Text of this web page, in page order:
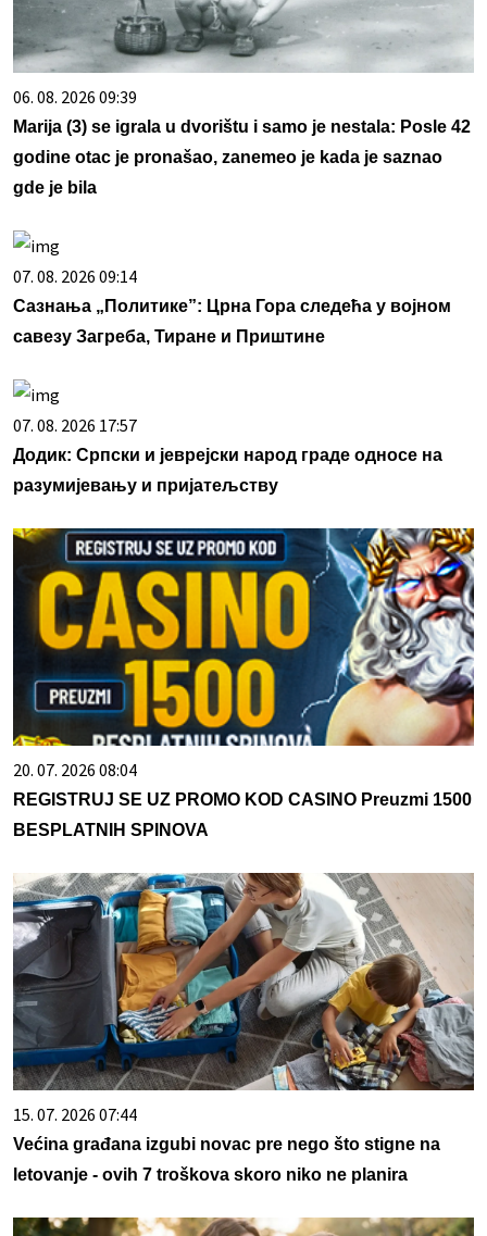
06. 08. 2026 09:39
Marija (3) se igrala u dvorištu i samo je nestala: Posle 42
godine otac je pronašao, zanemeo je kada je saznao
gde je bila
07. 08. 2026 09:14
Сазнања „Политике”: Црна Гора следећа у војном
савезу Загреба, Тиране и Приштине
07. 08. 2026 17:57
Додик: Српски и јеврејски народ граде односе на
разумијевању и пријатељству
20. 07. 2026 08:04
REGISTRUJ SE UZ PROMO KOD CASINO Preuzmi 1500
BESPLATNIH SPINOVA
15. 07. 2026 07:44
Većina građana izgubi novac pre nego što stigne na
letovanje - ovih 7 troškova skoro niko ne planira